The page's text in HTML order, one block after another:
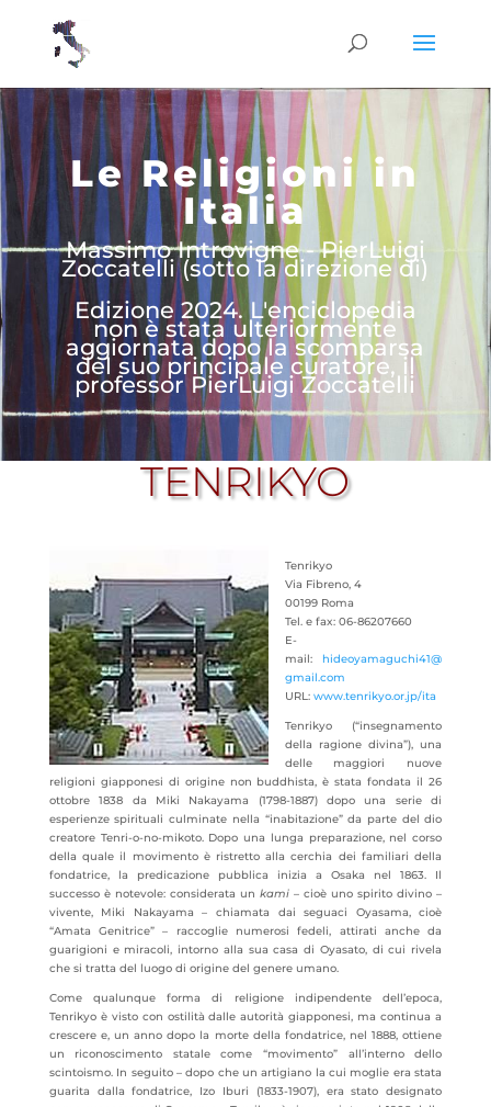
Le Religioni in
Italia
Massimo Introvigne - PierLuigi
Zoccatelli (sotto la direzione di)
Edizione 2024. L'enciclopedia
non è stata ulteriormente
aggiornata dopo la scomparsa
del suo principale curatore, il
professor PierLuigi Zoccatelli
TENRIKYO
Tenrikyo
Via Fibreno, 4
00199 Roma
Tel. e fax: 06-86207660
E-
mail: hideoyamaguchi41@
gmail.com
URL: www.tenrikyo.or.jp/ita
Tenrikyo (“insegnamento
della ragione divina”), una
delle maggiori nuove
religioni giapponesi di origine non buddhista, è stata fondata il 26
ottobre 1838 da Miki Nakayama (1798-1887) dopo una serie di
esperienzespirituali culminate nella “inabitazione” da parte del dio
creatore Tenri-o-no-mikoto. Dopo una lunga preparazione, nel corso
della quale il movimento è ristretto alla cerchia dei familiari della
fondatrice, la predicazione pubblica inizia a Osaka nel 1863. Il
successo è notevole: considerata un kami– cioè uno spirito divino –
vivente, Miki Nakayama – chiamata dai seguaci Oyasama, cioè
“Amata Genitrice” – raccoglie numerosi fedeli, attirati anche da
guarigioni e miracoli, intorno alla sua casa di Oyasato, di cui rivela
che si tratta del luogo di origine del genere umano.
Come qualunque forma di religione indipendente dell’epoca,
Tenrikyo è visto con ostilità dalle autorità giapponesi, ma continua a
crescere e, un anno dopo la morte della fondatrice, nel 1888, ottiene
un riconoscimento statale come “movimento” all’interno dello
scintoismo. In seguito – dopo che un artigiano la cui moglie era stata
guarita dalla fondatrice, Izo Iburi (1833-1907), era stato designato